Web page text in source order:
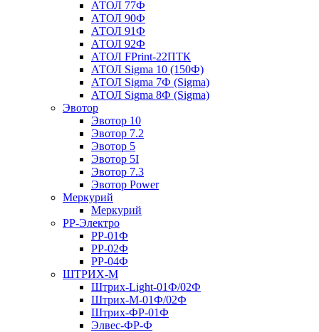
АТОЛ 77Ф
АТОЛ 90Ф
АТОЛ 91Ф
АТОЛ 92Ф
АТОЛ FPrint-22ПТК
АТОЛ Sigma 10 (150Ф)
АТОЛ Sigma 7Ф (Sigma)
АТОЛ Sigma 8Ф (Sigma)
Эвотор
Эвотор 10
Эвотор 7.2
Эвотор 5
Эвотор 5I
Эвотор 7.3
Эвотор Power
Меркурий
Меркурий
РР-Электро
РР-01Ф
РР-02Ф
РР-04Ф
ШТРИХ-М
Штрих-Light-01Ф/02Ф
Штрих-М-01Ф/02Ф
Штрих-ФР-01Ф
Элвес-ФР-Ф